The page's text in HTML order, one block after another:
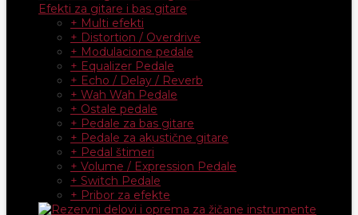
Efekti za gitare i bas gitare
+ Multi efekti
+ Distortion / Overdrive
+ Modulacione pedale
+ Equalizer Pedale
+ Echo / Delay / Reverb
+ Wah Wah Pedale
+ Ostale pedale
+ Pedale za bas gitare
+ Pedale za akustične gitare
+ Pedal štimeri
+ Volume / Expression Pedale
+ Switch Pedale
+ Pribor za efekte